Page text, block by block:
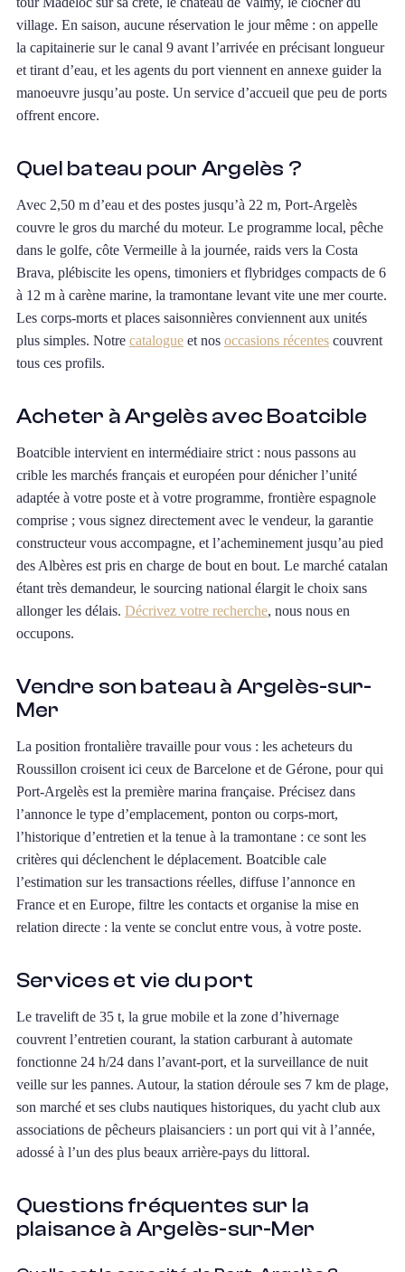
village. En saison, aucune réservation le jour même : on appelle
la capitainerie sur le canal 9 avant l’arrivée en précisant longueur
et tirant d’eau, et les agents du port viennent en annexe guider la
manoeuvre jusqu’au poste. Un service d’accueil que peu de ports
offrent encore.
Quel bateau pour Argelès ?
Avec 2,50 m d’eau et des postes jusqu’à 22 m, Port-Argelès
couvre le gros du marché du moteur. Le programme local, pêche
dans le golfe, côte Vermeille à la journée, raids vers la Costa
Brava, plébiscite les opens, timoniers et flybridges compacts de 6
à 12 m à carène marine, la tramontane levant vite une mer courte.
Les corps-morts et places saisonnières conviennent aux unités
plus simples. Notre catalogueet nos occasions récentescouvrent
tous ces profils.
Acheter à Argelès avec Boatcible
Boatcible intervient en intermédiaire strict : nous passons au
crible les marchés français et européen pour dénicher l’unité
adaptée à votre poste et à votre programme, frontière espagnole
comprise ; vous signez directement avec le vendeur, la garantie
constructeur vous accompagne, et l’acheminement jusqu’au pied
des Albères est pris en charge de bout en bout. Le marché catalan
étant très demandeur, le sourcing national élargit le choix sans
allonger les délais. Décrivez votre recherche, nous nous en
occupons.
Vendre son bateau à Argelès-sur-
Mer
La position frontalière travaille pour vous : les acheteurs du
Roussillon croisent ici ceux de Barcelone et de Gérone, pour qui
Port-Argelès est la première marina française. Précisez dans
l’annonce le type d’emplacement, ponton ou corps-mort,
l’historique d’entretien et la tenue à la tramontane : ce sont les
critères qui déclenchent le déplacement. Boatcible cale
l’estimation sur les transactions réelles, diffuse l’annonce en
France et en Europe, filtre les contacts et organise la mise en
relation directe : la vente se conclut entre vous, à votre poste.
Services et vie du port
Le travelift de 35 t, la grue mobile et la zone d’hivernage
couvrent l’entretien courant, la station carburant à automate
fonctionne 24 h/24 dans l’avant-port, et la surveillance de nuit
veille sur les pannes. Autour, la station déroule ses 7 km de plage,
son marché et ses clubs nautiques historiques, du yacht club aux
associations de pêcheurs plaisanciers : un port qui vit à l’année,
adossé à l’un des plus beaux arrière-pays du littoral.
Questions fréquentes sur la
plaisance à Argelès-sur-Mer